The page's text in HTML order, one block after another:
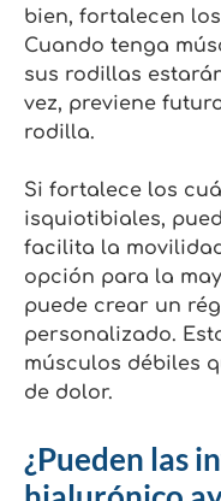
bien, fortalecen
Cuando tenga
sus rodillas
vez, previene
rodilla.
Si fortalece los
isquiotibiales,
facilita la
opción para la
puede crear un
personalizado.
músculos débiles
de dolor.
¿Pueden las